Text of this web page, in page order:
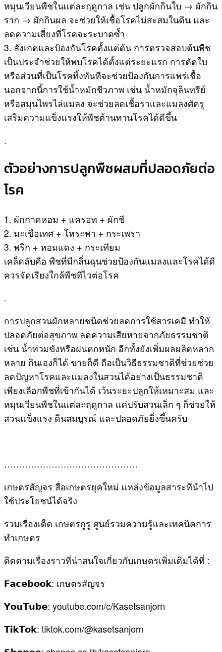
หมุนเวียนพืชในแต่ละฤดูกาล เช่น ปลูกผักกินใบ → ผักกิน
ราก → ผักกินผล จะช่วยให้เชื้อโรคไม่สะสมในดิน และ
ลดความเสี่ยงที่โรคจะระบาดซ้ำ
3. สังเกตและป้องกันโรคตั้งแต่ต้น การตรวจสอบต้นพืช
เป็นประจำช่วยให้พบโรคได้ตั้งแต่ระยะแรก การตัดใบ
หรือส่วนที่เป็นโรคทิ้งทันทีจะช่วยป้องกันการแพร่เชื้อ
นอกจากนี้การใช้น้ำหมักชีวภาพ เช่น น้ำหมักจุลินทรีย์
หรือสมุนไพรไล่แมลง จะช่วยลดเชื้อราและแมลงศัตรู
เสริมความแข็งแรงให้พืชต้านทานโรคได้ดีขึ้น
.
ตัวอย่างการปลูกพืชผสมที่ปลอดภัยต่อ
โรค
1. ผักกาดหอม + แครอท + ผักชี
2. มะเขือเทศ + โหระพา + กระเพรา
3. พริก + หอมแดง + กระเทียม
เคล็ดลับคือ พืชที่มีกลิ่นฉุนช่วยป้องกันแมลงและโรคได้ดี
ควรจัดเรียงใกล้พืชที่ไวต่อโรค
.
การปลูกสวนผักหลายชนิดช่วยลดการใช้สารเคมี ทำให้
ปลอดภัยต่อสุขภาพ ลดความเสียหายจากภัยธรรมชาติ
เช่น น้ำท่วมขังหรือฝนตกหนัก อีกทั้งยังเพิ่มผลผลิตหลาก
หลาย กินเองก็ได้ ขายก็ดี ถือเป็นวิธีธรรมชาติที่ช่วยช่วย
ลดปัญหาโรคและแมลงในสวนได้อย่างเป็นธรรมชาติ
เพียงเลือกพืชที่เข้ากันได้ เว้นระยะปลูกให้เหมาะสม และ
หมุนเวียนพืชในแต่ละฤดูกาล แค่ปรับสวนเล็ก ๆ ก็ช่วยให้
สวนแข็งแรง ดินสมบูรณ์ และปลอดภัยยิ่งขึ้นครับ
………………………………………
เกษตรสัญจร สื่อเกษตรยุคใหม่ แหล่งข้อมูลสาระที่นำไป
ใช้ประโยชน์ได้จริง
รวมเรื่องเด็ด เกษตรกูรู ศูนย์รวมความรู้และเทคนิคการ
ทำเกษตร
ติดตามเรื่องราวที่น่าสนใจเกี่ยวกับเกษตรเพิ่มเติมได้ที่ :
𝗙𝗮𝗰𝗲𝗯𝗼𝗼𝗸: เกษตรสัญจร
𝗬𝗼𝘂𝗧𝘂𝗯𝗲: youtube.com/c/Kasetsanjorn
𝗧𝗶𝗸𝗧𝗼𝗸: tiktok.com/@kasetsanjorn